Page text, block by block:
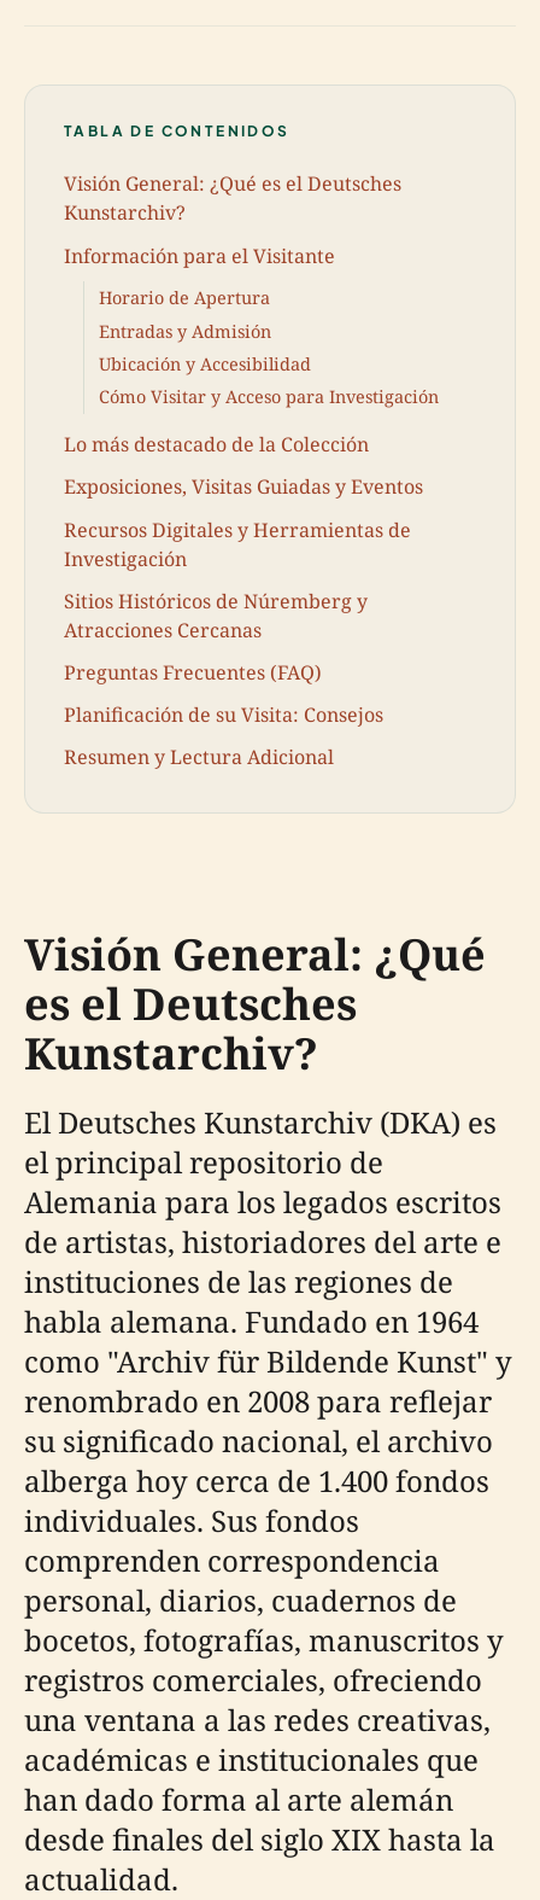
TABLA DE CONTENIDOS
Visión General: ¿Qué es el Deutsches
Kunstarchiv?
Información para el Visitante
Horario de Apertura
Entradas y Admisión
Ubicación y Accesibilidad
Cómo Visitar y Acceso para Investigación
Lo más destacado de la Colección
Exposiciones, Visitas Guiadas y Eventos
Recursos Digitales y Herramientas de
Investigación
Sitios Históricos de Núremberg y
Atracciones Cercanas
Preguntas Frecuentes (FAQ)
Planificación de su Visita: Consejos
Resumen y Lectura Adicional
Visión General: ¿Qué
es el Deutsches
Kunstarchiv?
El Deutsches Kunstarchiv (DKA) es
el principal repositorio de
Alemania para los legados escritos
de artistas, historiadores del arte e
instituciones de las regiones de
habla alemana. Fundado en 1964
como "Archiv für Bildende Kunst" y
renombrado en 2008 para reflejar
su significado nacional, el archivo
alberga hoy cerca de 1.400 fondos
individuales. Sus fondos
comprenden correspondencia
personal, diarios, cuadernos de
bocetos, fotografías, manuscritos y
registros comerciales, ofreciendo
una ventana a las redes creativas,
académicas e institucionales que
han dado forma al arte alemán
desde finales del siglo XIX hasta la
actualidad.